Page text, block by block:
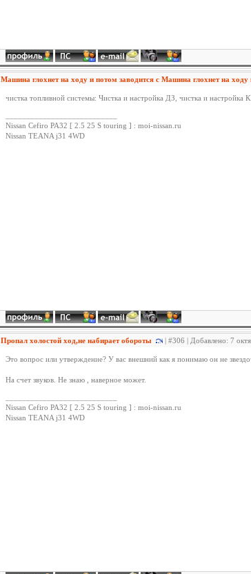
Машина глохнет на ходу и потом заводится с Машина глохнет на ходу
чистка топливной системы: Чистка и настройка ДЗ, чистка и настройка
Nissan Cefiro PA32 [ 2.5 25 S touring ] : moi-nissan.ru
Nissan TEANA j31 4WD
Пропал холостой ход,не набирает обороты | #306 | Добавлено: 7
Это вопрос или утверждение? У вас внешний как я понимаю он не
На счет звуков. Не знаю , наверное может.
Nissan Cefiro PA32 [ 2.5 25 S touring ] : moi-nissan.ru
Nissan TEANA j31 4WD